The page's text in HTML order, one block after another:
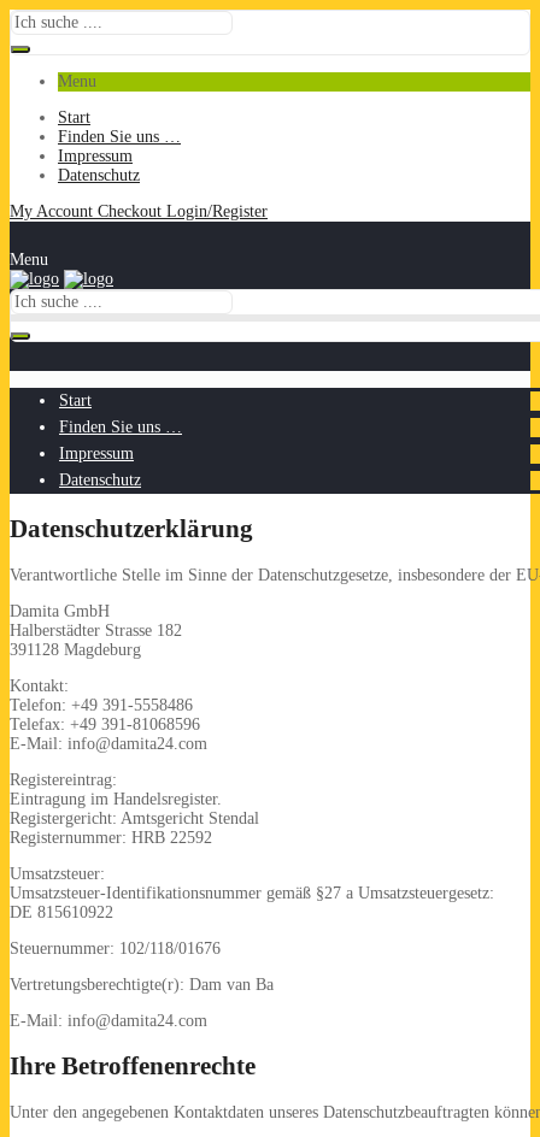
Menu
Start
Finden Sie uns …
Impressum
Datenschutz
My Account Checkout Login/Register
Menu
Start
Finden Sie uns …
Impressum
Datenschutz
Datenschutzerklärung
Verantwortliche Stelle im Sinne der Datenschutzgesetze, insbesondere der
Damita GmbH
Halberstädter Strasse 182
391128 Magdeburg
Kontakt:
Telefon: +49 391-5558486
Telefax: +49 391-81068596
E-Mail: info@damita24.com
Registereintrag:
Eintragung im Handelsregister.
Registergericht: Amtsgericht Stendal
Registernummer: HRB 22592
Umsatzsteuer:
Umsatzsteuer-Identifikationsnummer gemäß §27 a Umsatzsteuergesetz:
DE 815610922
Steuernummer: 102/118/01676
Vertretungsberechtigte(r): Dam van Ba
E-Mail: info@damita24.com
Ihre Betroffenenrechte
Unter den angegebenen Kontaktdaten unseres Datenschutzbeauftragten